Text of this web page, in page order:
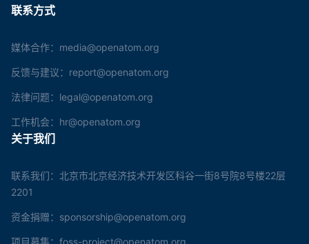
联系方式
媒体合作：media@openatom.org
反馈与建议：report@openatom.org
法律问题：legal@openatom.org
工作机会：hr@openatom.org
关于我们
联系我们：北京市北京经济技术开发区科谷一街8号院8号楼22层
2201
资金捐赠：sponsorship@openatom.org
项目募集：foss-project@openatom.org